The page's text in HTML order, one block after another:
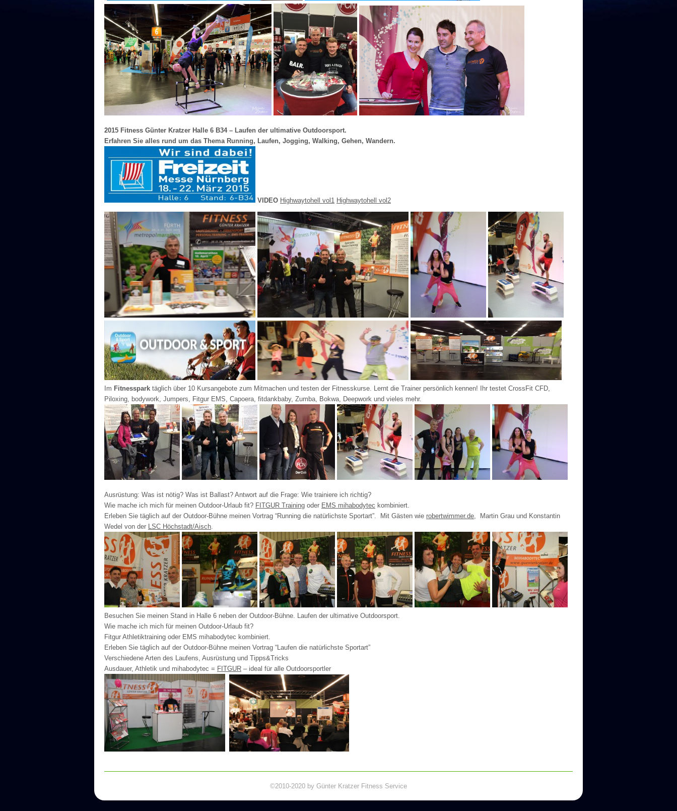
2015 Fitness Günter Kratzer Halle 6 B34 – Laufen der ultimative Outdoorsport.
Erfahren Sie alles rund um das Thema Running, Laufen, Jogging, Walking, Gehen, Wandern.
VIDEO Highwaytohell vol1 Highwaytohell vol2
Im Fitnesspark täglich über 10 Kursangebote zum Mitmachen und testen der Fitnesskurse. Lernt die Trainer persönlich kennen! Ihr testet CrossFit CFD,
Piloxing, bodywork, Jumpers, Fitgur EMS, Capoera, fitdankbaby, Zumba, Bokwa, Deepwork und vieles mehr.
Ausrüstung: Was ist nötig? Was ist Ballast? Antwort auf die Frage: Wie trainiere ich richtig?
Wie mache ich mich für meinen Outdoor-Urlaub fit? FITGUR Training oder EMS mihabodytec kombiniert.
Erleben Sie täglich auf der Outdoor-Bühne meinen Vortrag “Running die natürlichste Sportart”. Mit Gästen wie robertwimmer.de, Martin Grau und Konstantin
Wedel von der LSC Höchstadt/Aisch.
Besuchen Sie meinen Stand in Halle 6 neben der Outdoor-Bühne. Laufen der ultimative Outdoorsport.
Wie mache ich mich für meinen Outdoor-Urlaub fit?
Fitgur Athletiktraining oder EMS mihabodytec kombiniert.
Erleben Sie täglich auf der Outdoor-Bühne meinen Vortrag “Laufen die natürlichste Sportart”
Verschiedene Arten des Laufens, Ausrüstung und Tipps&Tricks
Ausdauer, Athletik und mihabodytec = FITGUR – ideal für alle Outdoorsportler
©2010-2020 by Günter Kratzer Fitness Service